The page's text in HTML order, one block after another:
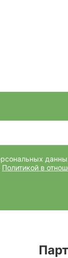
Политикой в